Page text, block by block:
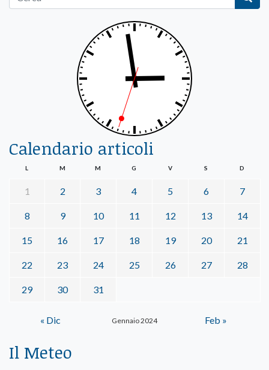
Calendario articoli
Gennaio 2024
L M M G V S D
1 2 3 4 5 6 7
8 9 10 11 12 13 14
15 16 17 18 19 20 21
22 23 24 25 26 27 28
29 30 31
« Dic Feb »
Il Meteo